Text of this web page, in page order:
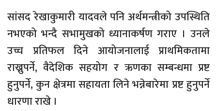
सांसद रेखाकुमारी यादवले पनि अर्थमन्त्रीको उपस्थिति
नभएको भन्दै सभामुखको ध्यानाकर्षण गराए । उनले
उच्च प्रतिफल दिने आयोजनालाई प्राथमिकतामा
राख्नुपर्ने, वैदेशिक सहयोग र ऋणका सम्बन्धमा प्रष्ट
हुनुपर्ने, कुन क्षेत्रमा सहायता लिने भन्नेबारेमा प्रष्ट हुनुपर्ने
धारणा राखे ।